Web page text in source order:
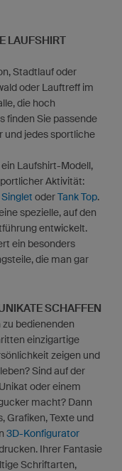
LAUFSHIRT
Stadtlauf oder
oder Lauftreff im
die hoch
finden Sie passende
und jedes sportliche
Laufshirt-Modell,
Aktivität:
Singlet oderTank Top.
spezielle, auf den
entwickelt.
ein besonders
die man gar
SCHAFFEN
bedienenden
einzigartige
zeigen und
Sind auf der
oder einem
macht? Dann
Grafiken, Texte und
3D-Konfigurator
Ihrer Fantasie
Schriftarten,